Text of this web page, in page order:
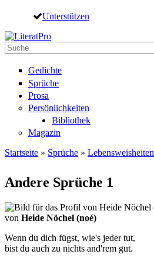
Direkt zum Inhalt
Unterstützen
Suche
Gedichte
Sprüche
Prosa
Persönlichkeiten
Bibliothek
Magazin
Startseite » Sprüche » Lebensweisheiten
Andere Sprüche 1
von Heide Nöchel (noé)
Wenn du dich fügst, wie's jeder tut,
bist du auch zu nichts and'rem gut.